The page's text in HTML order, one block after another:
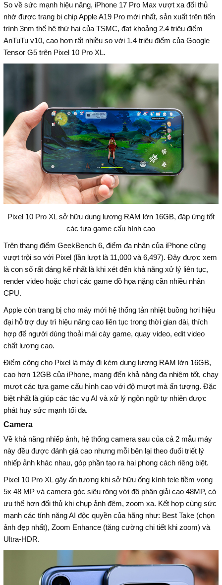
So về sức mạnh hiệu năng, iPhone 17 Pro Max vượt xa đối thủ
nhờ được trang bị chip Apple A19 Pro mới nhất, sản xuất trên tiến
trình 3nm thế hệ thứ hai của TSMC, đạt khoảng 2.4 triệu điểm
AnTuTu v10, cao hơn rất nhiều so với 1.4 triệu điểm của Google
Tensor G5 trên Pixel 10 Pro XL.
Pixel 10 Pro XL sở hữu dung lượng RAM lớn 16GB, đáp ứng tốt
các tựa game cấu hình cao
Trên thang điểm GeekBench 6, điểm đa nhân của iPhone cũng
vượt trội so với Pixel (lần lượt là 11,000 và 6,497). Đây được xem
là con số rất đáng kể nhất là khi xét đến khả năng xử lý liên tục,
render video hoặc chơi các game đồ họa nặng cần nhiều nhân
CPU.
Apple còn trang bị cho máy mới hệ thống tản nhiệt buồng hơi hiệu
đại hỗ trợ duy trì hiệu năng cao liên tục trong thời gian dài, thích
hợp để người dùng thoải mái cày game, quay video, edit video
chất lượng cao.
Điểm cộng cho Pixel là máy đi kèm dung lượng RAM lớn 16GB,
cao hơn 12GB của iPhone, mang đến khả năng đa nhiệm tốt, chạy
mượt các tựa game cấu hình cao với độ mượt mà ấn tượng. Đặc
biệt nhất là giúp các tác vụ AI và xử lý ngôn ngữ tự nhiên được
phát huy sức mạnh tối đa.
Camera
Về khả năng nhiếp ảnh, hệ thống camera sau của cả 2 mẫu máy
này đều được đánh giá cao nhưng mỗi bên lại theo đuổi triết lý
nhiếp ảnh khác nhau, góp phần tạo ra hai phong cách riêng biệt.
Pixel 10 Pro XL gây ấn tượng khi sở hữu ống kính tele tiềm vọng
5x 48 MP và camera góc siêu rộng với độ phân giải cao 48MP, có
ưu thể hơn đối thủ khi chụp ảnh đêm, zoom xa. Kết hợp cùng sức
mạnh các tính năng AI độc quyền của hãng như: Best Take (chọn
ảnh đẹp nhất), Zoom Enhance (tăng cường chi tiết khi zoom) và
Ultra-HDR.